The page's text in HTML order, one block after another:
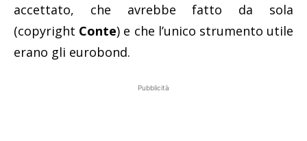
accettato, che avrebbe fatto da sola
(copyright Conte) e che l’unico strumento utile
erano gli eurobond.
Pubblicità